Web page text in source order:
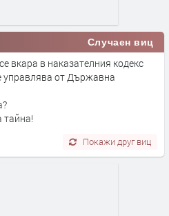
Случаен виц
вкара в наказателния кодекс
управлява от Държавна
тайна!
Покажи друг виц